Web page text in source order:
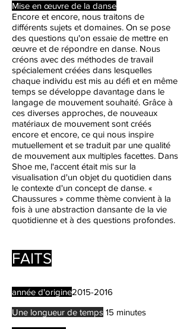
Mise en œuvre de la danse
Encore et encore, nous traitons de
différents sujets et domaines. On se pose
des questions qu'on essaie de mettre en
œuvre et de répondre en danse. Nous
créons avec des méthodes de travail
spécialement créées dans lesquelles
chaque individu est mis au défi et en même
temps se développe davantage dans le
langage de mouvement souhaité. Grâce à
ces diverses approches, de nouveaux
matériaux de mouvement sont créés
encore et encore, ce qui nous inspire
mutuellement et se traduit par une qualité
de mouvement aux multiples facettes. Dans
Shoe me, l'accent était mis sur la
visualisation d'un objet du quotidien dans
le contexte d'un concept de danse. «
Chaussures » comme thème convient à la
fois à une abstraction dansante de la vie
quotidienne et à des questions profondes.
FAITS
année d'origine2015-2016
Une longueur de temps 15 minutes